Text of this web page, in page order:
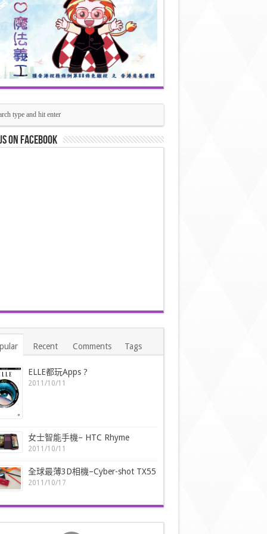
on Facebook
Recent Comments Tags
ELLE都玩Apps ?
2011/10/11
女士智能手機– HTC Rhyme
2011/10/11
全球最薄3D相機–Cyber-shot TX55
2011/10/17